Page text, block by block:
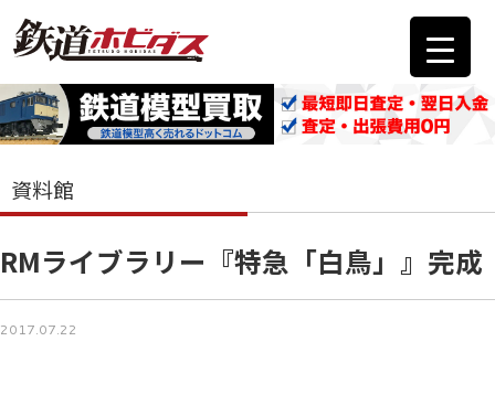
資料館
RMライブラリー『特急「白鳥」』完成
2017.07.22